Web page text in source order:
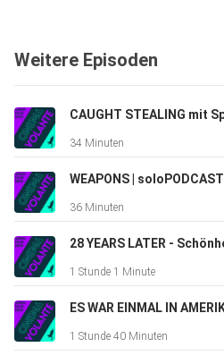
Weitere Episoden
34 Minuten
WEAPONS | soloPODCAST
36 Minuten
1 Stunde 1 Minute
1 Stunde 40 Minuten